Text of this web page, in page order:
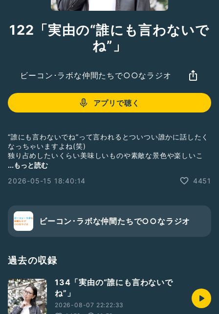
122「実由の“誰にも言わないで
ね”」
ビーコン･ラボな仲間たちで○○なラジオ
アプリで聴く
“誰にも言わないでね”って言われるとついつい誰かに話したく
なっちゃいますよね(笑)
独り占めしたいくらい美味しいものや素敵な景色や楽しいこ
と…
実由の内緒話をお届けします。
ゆるりとクスクスおつき合い下さい。
―――――――――――――――――――――――
;s=09
◇Instagram
https://www.instagram.com/dj_miu?
igshid=OGQ5ZDc2ODk2ZA==
◇事務所HP
https://beacon-lab-entertainment.com/
...もっと読む
2026-05-15 18:40:14
4451
ビーコン･ラボな仲間たちで○○なラジオ
過去の収録
134「実由の“誰にも言わないで
ね”」
2026-08-07 22:22:33